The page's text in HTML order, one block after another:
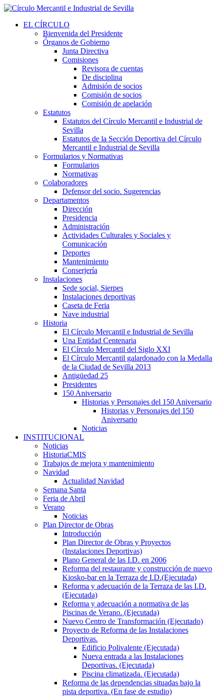
EL CÍRCULO
Bienvenida del Presidente
Órganos de Gobierno
Junta Directiva
Comisiones
Revisora de cuentas
De disciplina
Admisión de socios
Comisión de socios
Comisión de apelación
Estatutos
Estatutos del Círculo Mercantil e Industrial de
Sevilla
Estatutos de la Sección Deportiva del Círculo
Mercantil e Industrial de Sevilla
Formularios y Normativas
Formularios
Normativas
Colaboradores
Defensor del socio. Sugerencias
Departamentos
Dirección
Presidencia
Administración
Actividades Culturales y Sociales y
Comunicación
Deportes
Mantenimiento
Conserjería
Instalaciones
Sede social, Sierpes
Instalaciones deportivas
Caseta de Feria
Nave industrial
Historia
El Círculo Mercantil e Industrial de Sevilla
Una Entidad Centenaria
El Círculo Mercantil del Siglo XXI
El Círculo Mercantil galardonado con la Medalla
de la Ciudad de Sevilla 2013
Antigüedad 25
Presidentes
150 Aniversario
Historias y Personajes del 150 Aniversario
Historias y Personajes del 150
Aniversario
Noticias
INSTITUCIONAL
Noticias
HistoriaCMIS
Trabajos de mejora y mantenimiento
Navidad
Actualidad Navidad
Semana Santa
Feria de Abril
Verano
Noticias
Plan Director de Obras
Introducción
Plan Director de Obras y Proyectos
(Instalaciones Deportivas)
Plano General de las I.D. en 2006
Reforma del restaurante y construcción de nuevo
Kiosko-bar en la Terraza de I.D.(Ejecutada)
Reforma y adecuación de la Terraza de las I.D.
(Ejecutada)
Reforma y adecuación a normativa de las
Piscinas de Verano. (Ejecutada)
Nuevo Centro de Transformación (Ejecutado)
Proyecto de Reforma de las Instalaciones
Deportivas.
Edificio Polivalente (Ejecutada)
Nueva entrada a las Instalaciones
Deportivas. (Ejecutada)
Piscina climatizada. (Ejecutada)
Reforma de las dependencias situadas bajo la
pista deportiva. (En fase de estudio)